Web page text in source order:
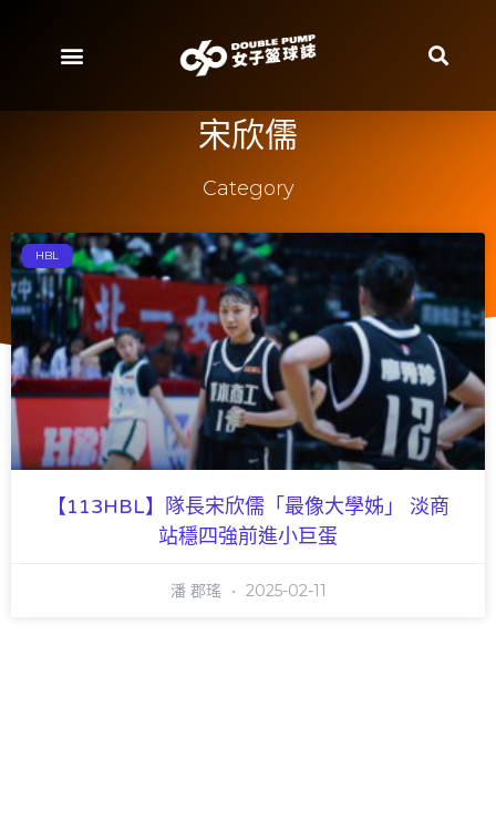
宋欣儒
Category
HBL
【113HBL】隊長宋欣儒「最像大學姊」 淡商
站穩四強前進小巨蛋
潘 郡瑤 2025-02-11